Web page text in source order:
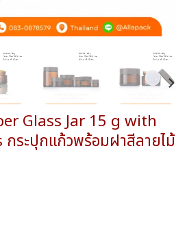
Glass Jar 15 g with
ระปุกแก้วพร้อมฝาสีลายไม้